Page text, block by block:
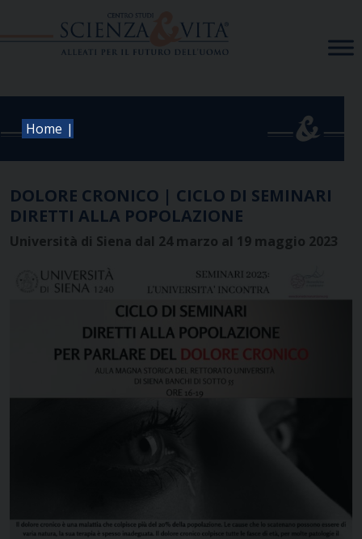
Home |
DOLORE CRONICO | CICLO DI SEMINARI
DIRETTI ALLA POPOLAZIONE
Università di Siena dal 24 marzo al 19 maggio 2023